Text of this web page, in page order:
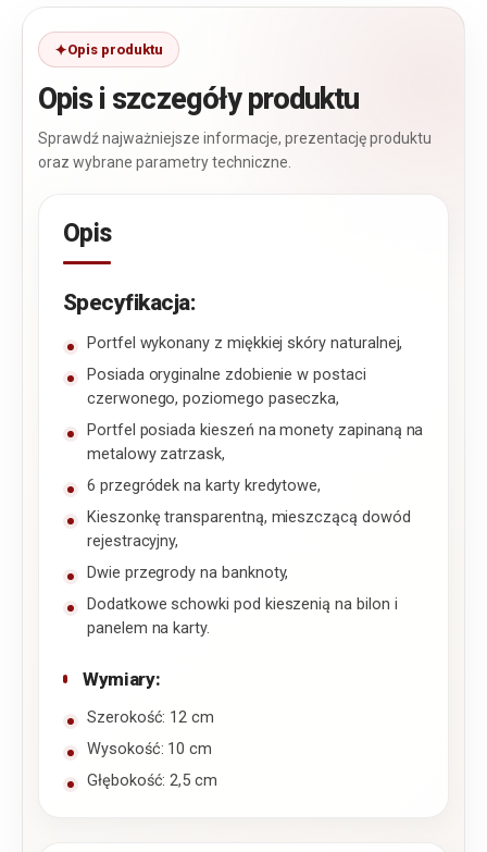
Opis produktu
Opis i szczegóły produktu
Sprawdź najważniejsze informacje, prezentację produktu
oraz wybrane parametry techniczne.
Opis
Specyfikacja:
Portfel wykonany z miękkiej skóry naturalnej,
Posiada oryginalne zdobienie w postaci
czerwonego, poziomego paseczka,
Portfel posiada kieszeń na monety zapinaną na
metalowy zatrzask,
6 przegródek na karty kredytowe,
Kieszonkę transparentną, mieszczącą dowód
rejestracyjny,
Dwie przegrody na banknoty,
Dodatkowe schowki pod kieszenią na bilon i
panelem na karty.
Wymiary:
Szerokość: 12 cm
Wysokość: 10 cm
Głębokość: 2,5 cm